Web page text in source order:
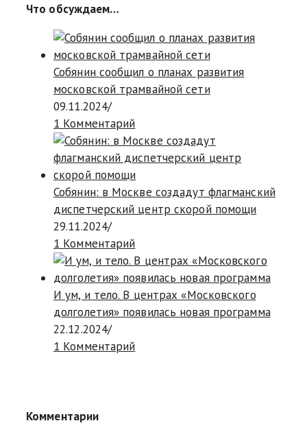
Что обсуждаем…
Собянин сообщил о планах развития
московской трамвайной сети
09.11.2024/
1 Комментарий
Собянин: в Москве создадут флагманский
диспетчерский центр скорой помощи
29.11.2024/
1 Комментарий
И ум, и тело. В центрах «Московского
долголетия» появилась новая программа
22.12.2024/
1 Комментарий
Комментарии